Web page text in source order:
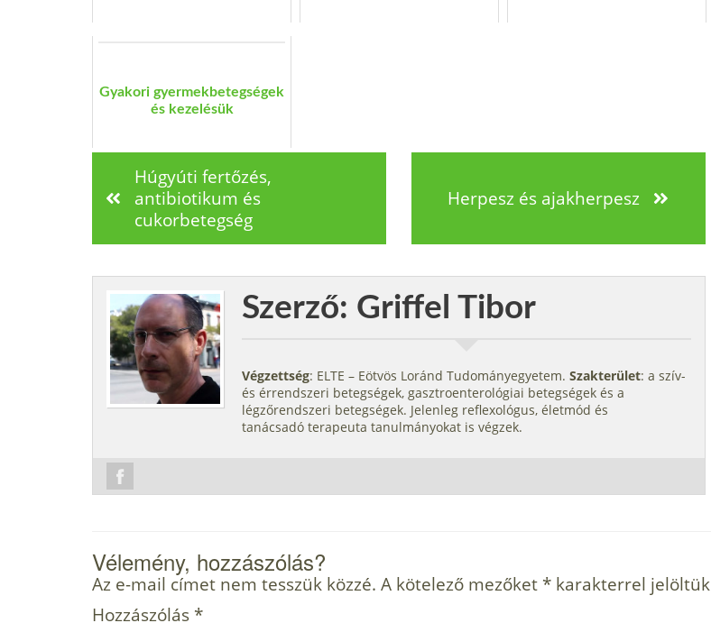
Gyakori gyermekbetegségek
és kezelésük
Húgyúti fertőzés,
antibiotikum és
cukorbetegség
Herpesz és ajakherpesz
Szerző: Griffel Tibor
Végzettség: ELTE – Eötvös Loránd Tudományegyetem. Szakterület: a szív-
és érrendszeri betegségek, gasztroenterológiai betegségek és a
légzőrendszeri betegségek. Jelenleg reflexológus, életmód és
tanácsadó terapeuta tanulmányokat is végzek.
Vélemény, hozzászólás?
Az e-mail címet nem tesszük közzé. A kötelező mezőket * karakterrel jelöltük
Hozzászólás *